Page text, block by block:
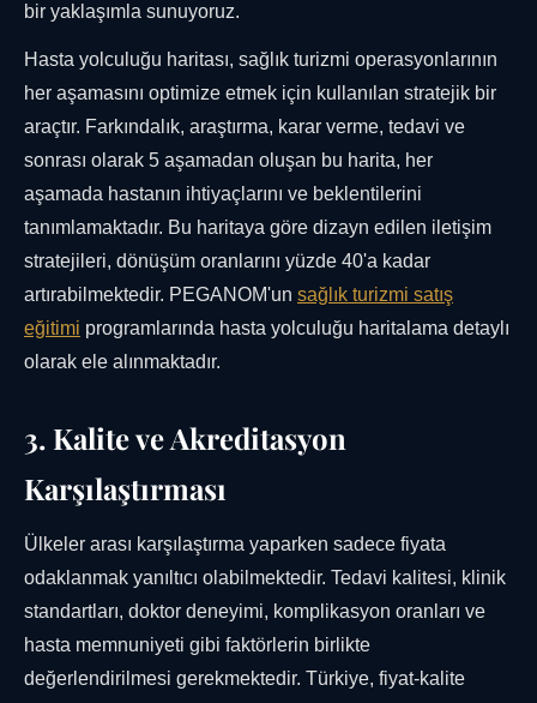
bir yaklaşımla sunuyoruz.
Hasta yolculuğu haritası, sağlık turizmi operasyonlarının
her aşamasını optimize etmek için kullanılan stratejik bir
araçtır. Farkındalık, araştırma, karar verme, tedavi ve
sonrası olarak 5 aşamadan oluşan bu harita, her
aşamada hastanın ihtiyaçlarını ve beklentilerini
tanımlamaktadır. Bu haritaya göre dizayn edilen iletişim
stratejileri, dönüşüm oranlarını yüzde 40'a kadar
artırabilmektedir. PEGANOM'un sağlık turizmi satış
eğitimi programlarında hasta yolculuğu haritalama detaylı
olarak ele alınmaktadır.
3. Kalite ve Akreditasyon
Karşılaştırması
Ülkeler arası karşılaştırma yaparken sadece fiyata
odaklanmak yanıltıcı olabilmektedir. Tedavi kalitesi, klinik
standartları, doktor deneyimi, komplikasyon oranları ve
hasta memnuniyeti gibi faktörlerin birlikte
değerlendirilmesi gerekmektedir. Türkiye, fiyat-kalite